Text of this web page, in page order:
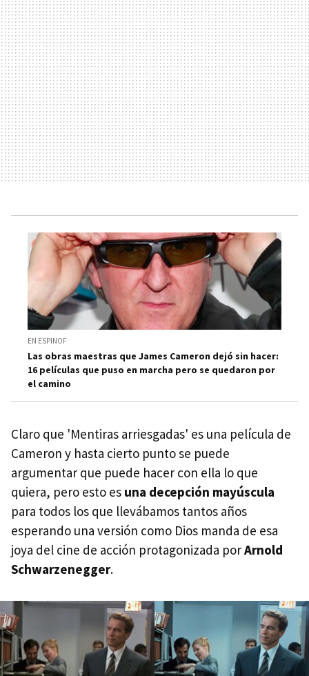
EN ESPINOF
Las obras maestras que James Cameron dejó sin hacer:
16 películas que puso en marcha pero se quedaron por
el camino
Claro que 'Mentiras arriesgadas' es una película de
Cameron y hasta cierto punto se puede
argumentar que puede hacer con ella lo que
quiera, pero esto es una decepción mayúscula
para todos los que llevábamos tantos años
esperando una versión como Dios manda de esa
joya del cine de acción protagonizada porArnold
Schwarzenegger.